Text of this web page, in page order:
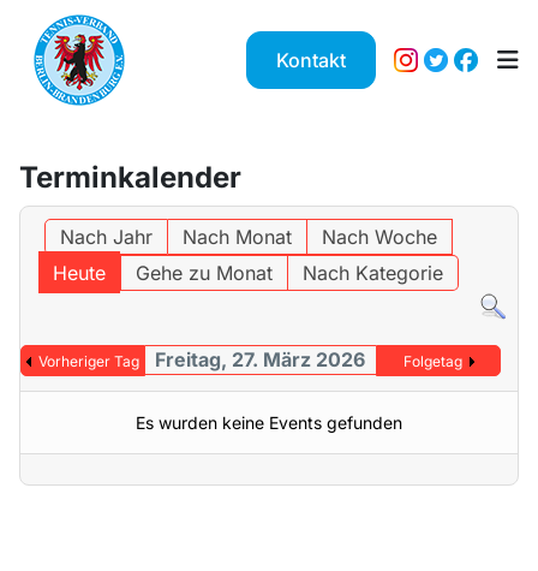
Kontakt
Terminkalender
Nach Jahr Nach Monat
Nach Woche
Heute
Gehe zu Monat Nach Kategorie
Vorheriger Tag Freitag, 27. März 2026 Folgetag
Es wurden keine Events gefunden